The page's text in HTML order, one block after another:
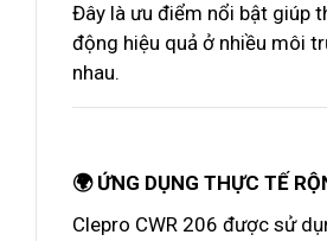
Đây là ưu điểm nổi bật giúp
động hiệu quả ở nhiều môi
nhau.
🌍 ỨNG DỤNG THỰC TẾ
Clepro CWR 206 được sử